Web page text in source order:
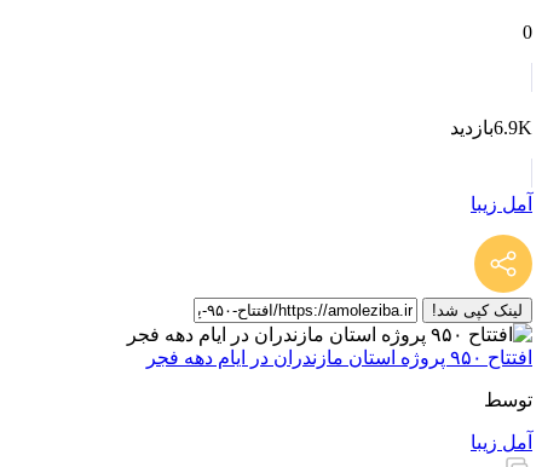
0
6.9Kبازدید
آمل زیبا
لینک کپی شد!
افتتاح ۹۵۰ پروژه ‌استان مازندران در ایام دهه فجر
توسط
آمل زیبا